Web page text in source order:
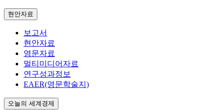
현안자료
보고서
현안자료
영문자료
멀티미디어자료
연구성과정보
EAER(영문학술지)
오늘의 세계경제